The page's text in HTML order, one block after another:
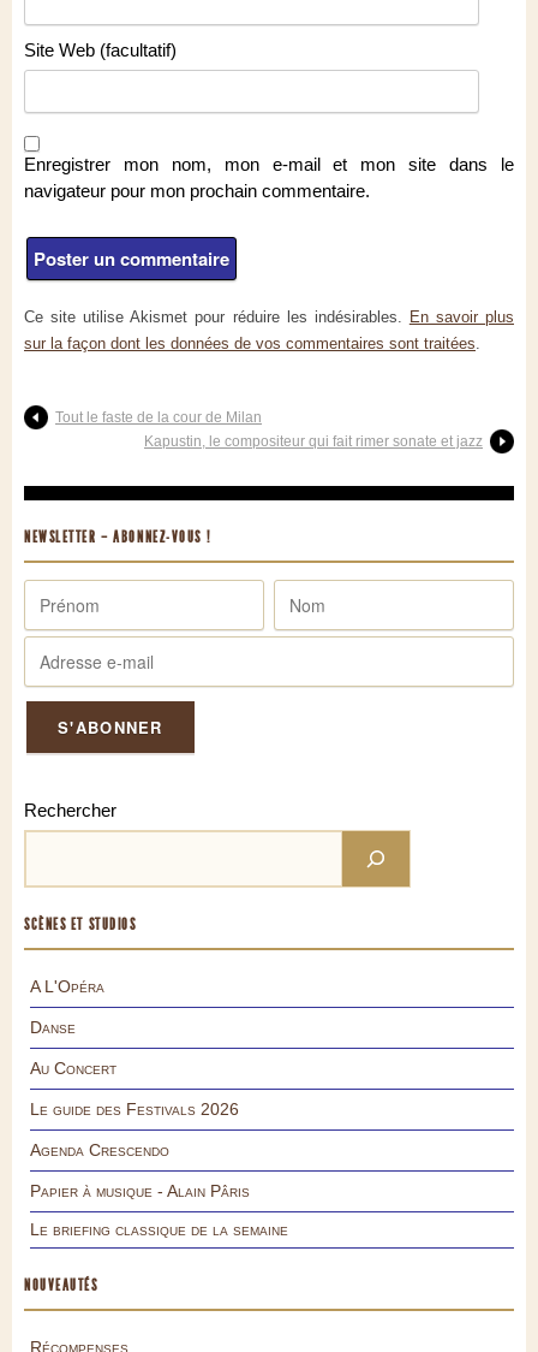
Site Web (facultatif)
Enregistrer mon nom, mon e-mail et mon site dans le
navigateur pour mon prochain commentaire.
Ce site utilise Akismet pour réduire les indésirables. En savoir plus
sur la façon dont les données de vos commentaires sont traitées
Tout le faste de la cour de Milan
Kapustin, le compositeur qui fait rimer sonate et jazz
NEWSLETTER – ABONNEZ-VOUS !
Rechercher
SCÈNES ET STUDIOS
A L'Opéra
Danse
Au Concert
Le guide des Festivals 2026
Agenda Crescendo
Papier à musique - Alain Pâris
Le briefing classique de la semaine
NOUVEAUTÉS
Récompenses